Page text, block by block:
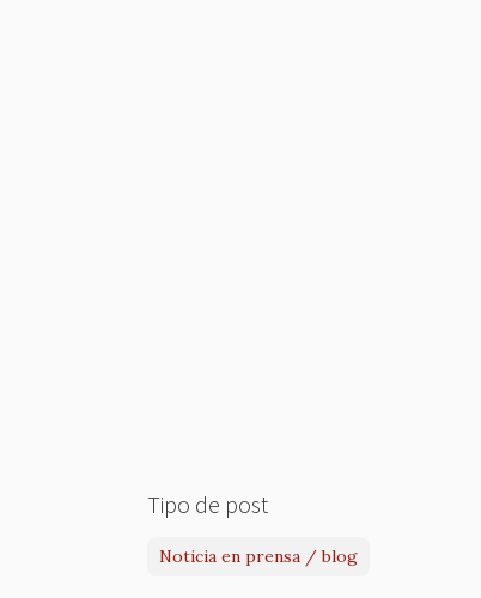
Tipo de post
Noticia en prensa / blog